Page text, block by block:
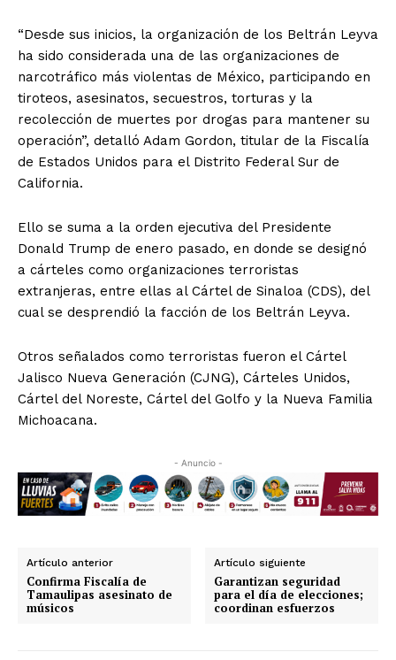
“Desde sus inicios, la organización de los Beltrán Leyva
ha sido considerada una de las organizaciones de
narcotráfico más violentas de México, participando en
tiroteos, asesinatos, secuestros, torturas y la
recolección de muertes por drogas para mantener su
operación”, detalló Adam Gordon, titular de la Fiscalía
de Estados Unidos para el Distrito Federal Sur de
California.
Ello se suma a la orden ejecutiva del Presidente
Donald Trump de enero pasado, en donde se designó
a cárteles como organizaciones terroristas
extranjeras, entre ellas al Cártel de Sinaloa (CDS), del
cual se desprendió la facción de los Beltrán Leyva.
Otros señalados como terroristas fueron el Cártel
Jalisco Nueva Generación (CJNG), Cárteles Unidos,
Cártel del Noreste, Cártel del Golfo y la Nueva Familia
Michoacana.
- Anuncio -
Artículo anterior
Confirma Fiscalía de
Tamaulipas asesinato de
músicos
Artículo siguiente
Garantizan seguridad
para el día de elecciones;
coordinan esfuerzos